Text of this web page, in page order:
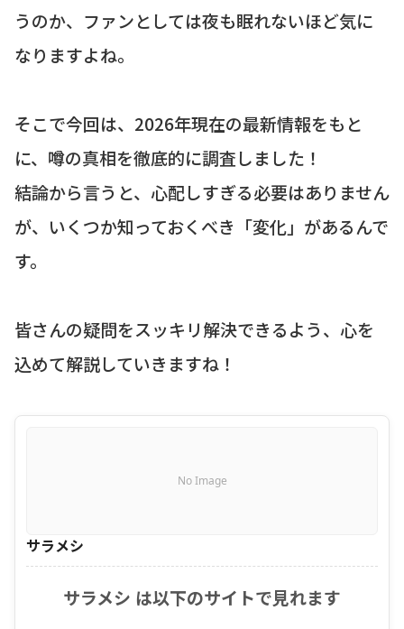
うのか、ファンとしては夜も眠れないほど気に
なりますよね。
そこで今回は、2026年現在の最新情報をもと
に、噂の真相を徹底的に調査しました！
結論から言うと、心配しすぎる必要はありません
が、いくつか知っておくべき「変化」があるんで
す。
皆さんの疑問をスッキリ解決できるよう、心を
込めて解説していきますね！
No Image
サラメシ
サラメシ は以下のサイトで見れます